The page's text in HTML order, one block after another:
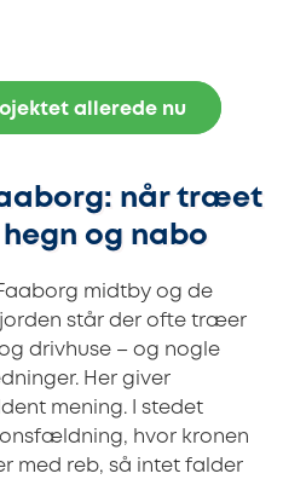
allerede nu
når træet
og nabo
midtby og de
står der ofte træer
drivhuse – og nogle
Her giver
mening. I stedet
hvor kronen
med reb, så intet falder